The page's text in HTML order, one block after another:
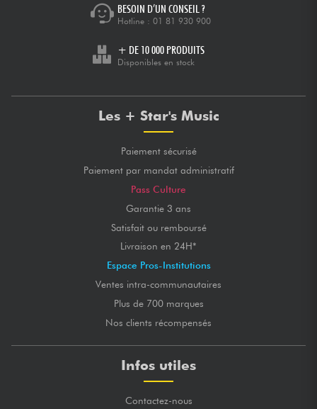
BESOIN D’UN CONSEIL ?
Hotline : 01 81 930 900
+ DE 10 000 PRODUITS
Disponibles en stock
Les + Star's Music
Paiement sécurisé
Paiement par mandat administratif
Pass Culture
Garantie 3 ans
Satisfait ou remboursé
Livraison en 24H*
Espace Pros-Institutions
Ventes intra-communautaires
Plus de 700 marques
Nos clients récompensés
Infos utiles
Contactez-nous